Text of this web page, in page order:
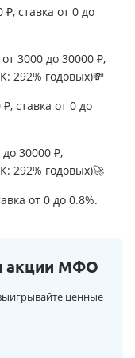
ставка от 0 до
3000 до 30000 ₽,
292% годовых)💸
ставка от 0 до
30000 ₽,
292% годовых)🚀
от 0 до 0.8%.
акции МФО
ценные